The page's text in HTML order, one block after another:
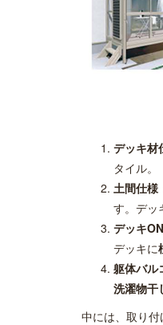
デッキ材
タイル。
土間仕様
す。デッ
デッキ
デッキに
躯体バル
洗濯物干
中には、取り